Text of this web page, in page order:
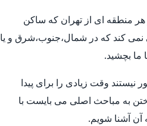
منطقه ای از تهران که ساکن
نمی کند که در شمال،جنوب،شرق و یا
ما بچشید.
وقت زیادی را برای پیدا
به مباحث اصلی می بایست با
آن آشنا شویم.